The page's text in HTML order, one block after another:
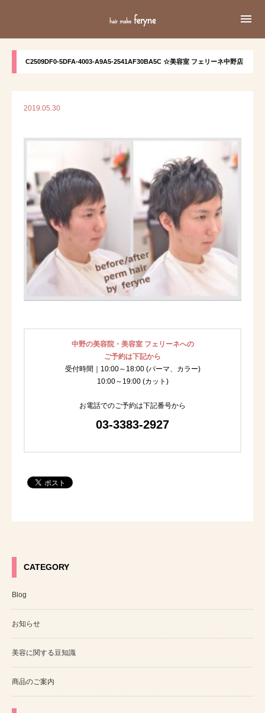

C2509DF0-5DFA-4003-A9A5-2541AF30BA5C ☆美容室 フェリーネ中野店
2019.05.30
中野の美容院・美容室 フェリーネへの
ご予約は下記から
受付時間｜10:00～18:00 (パーマ、カラー)
10:00～19:00 (カット)
お電話でのご予約は下記番号から
03-3383-2927
CATEGORY
Blog
お知らせ
美容に関する豆知識
商品のご案内